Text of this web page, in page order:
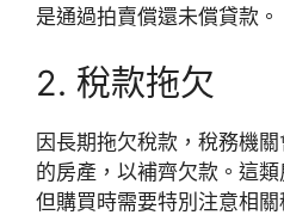
是通過拍賣償還未償貸款。
2. 稅款拖欠
因長期拖欠稅款，稅務機
的房產，以補齊欠款。這類
但購買時需要特別注意相關